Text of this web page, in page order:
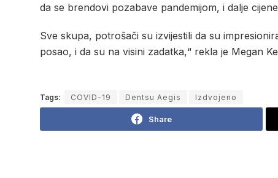
da se brendovi pozabave pandemijom, i dalje
Sve skupa, potrošači su izvijestili da su
posao, i da su na visini zadatka,“ rekla je Megan
Tags: COVID-19 Dentsu Aegis Izdvojeno
Share